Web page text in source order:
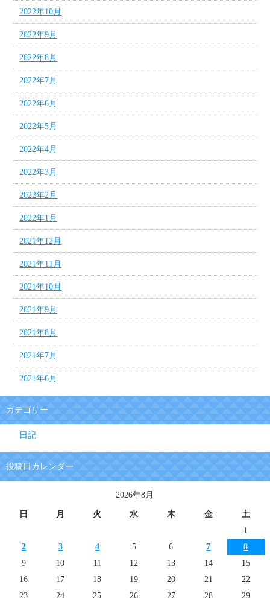
2022年10月
2022年9月
2022年8月
2022年7月
2022年6月
2022年5月
2022年4月
2022年3月
2022年2月
2022年1月
2021年12月
2021年11月
2021年10月
2021年9月
2021年8月
2021年7月
2021年6月
カテゴリー
日記
投稿日カレンダー
2026年8月
日 月 火 水 木 金
土
1
2
3 4 5 6 7
8
9
10 11 12 13 14
15
16
17 18 19 20 21
22
23
24 25 26 27 28
29